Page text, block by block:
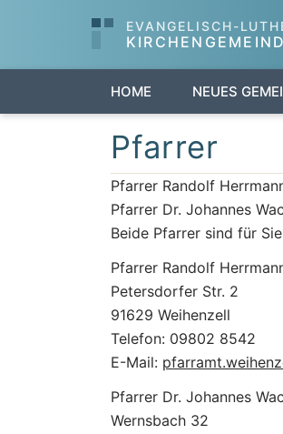
EVANGELISCH-
HOME NEUES
Pfarrer
Pfarrer Randolf
Pfarrer Dr. Johannes
Beide Pfarrer sind für
Pfarrer Randolf
Petersdorfer Str. 2
91629 Weihenzell
Telefon: 09802 8542
E-Mail:
Pfarrer Dr. Johannes
Wernsbach 32